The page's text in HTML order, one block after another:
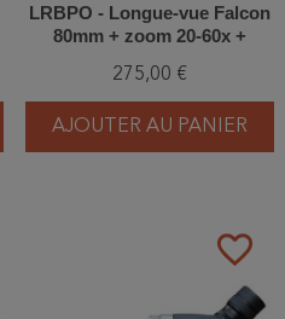
LRBPO - Longue-vue Falcon
80mm + zoom 20-60x +
275,00 €
AJOUTER AU PANIER
favorite_border